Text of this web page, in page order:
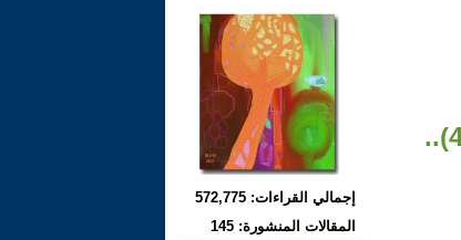
إجمالي القراءات: 572,775
المقالات المنشورة: 145